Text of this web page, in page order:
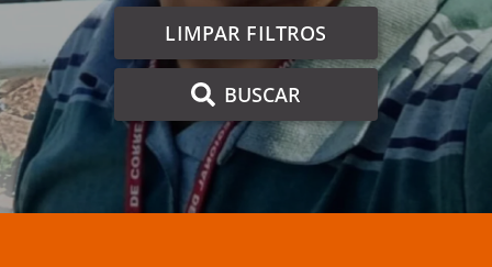
LIMPAR FILTROS
BUSCAR